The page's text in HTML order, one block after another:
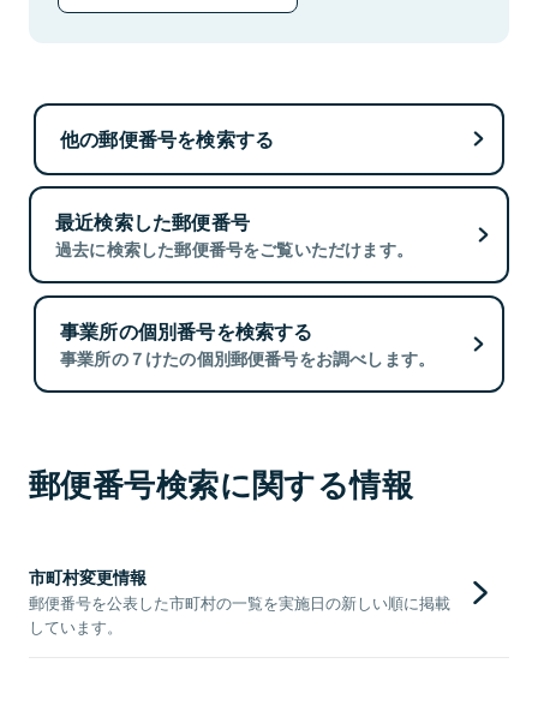
他の郵便番号を検索する
最近検索した郵便番号
過去に検索した郵便番号をご覧いただけます。
事業所の個別番号を検索する
事業所の７けたの個別郵便番号をお調べします。
郵便番号検索に関する情報
市町村変更情報
郵便番号を公表した市町村の一覧を実施日の新しい順に掲載
しています。